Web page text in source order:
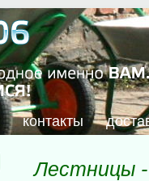
контакты
Лестницы